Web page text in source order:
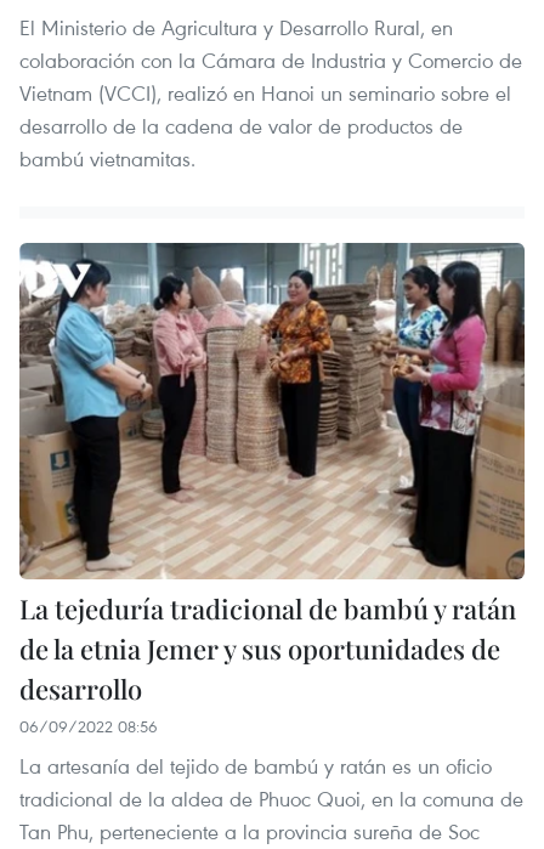
El Ministerio de Agricultura y Desarrollo Rural, en
colaboración con la Cámara de Industria y Comercio de
Vietnam (VCCI), realizó en Hanoi un seminario sobre el
desarrollo de la cadena de valor de productos de
bambú vietnamitas.
La tejeduría tradicional de bambú y ratán
de la etnia Jemer y sus oportunidades de
desarrollo
06/09/2022 08:56
La artesanía del tejido de bambú y ratán es un oficio
tradicional de la aldea de Phuoc Quoi, en la comuna de
Tan Phu, perteneciente a la provincia sureña de Soc